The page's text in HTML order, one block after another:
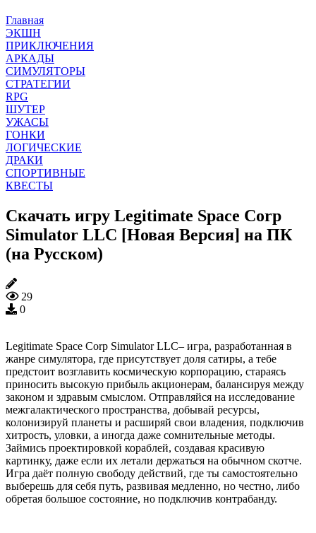
Главная
ЭКШН
ПРИКЛЮЧЕНИЯ
АРКАДЫ
СИМУЛЯТОРЫ
СТРАТЕГИИ
RPG
ШУТЕР
УЖАСЫ
ГОНКИ
ЛОГИЧЕСКИЕ
ДРАКИ
СПОРТИВНЫЕ
КВЕСТЫ
Скачать игру Legitimate Space Corp
Simulator LLC [Новая Версия] на ПК
(на Русском)
29
0
Legitimate Space Corp Simulator LLC– игра, разработанная в
жанре симулятора, где присутствует доля сатиры, а тебе
предстоит возглавить космическую корпорацию, стараясь
приносить высокую прибыль акционерам, балансируя между
законом и здравым смыслом. Отправляйся на исследование
межгалактического пространства, добывай ресурсы,
колонизируй планеты и расширяй свои владения, подключив
хитрость, уловки, а иногда даже сомнительные методы.
Займись проектировкой кораблей, создавая красивую
картинку, даже если их летали держаться на обычном скотче.
Игра даёт полную свободу действий, где ты самостоятельно
выберешь для себя путь, развивая медленно, но честно, либо
обретая большое состояние, но подключив контрабанду.